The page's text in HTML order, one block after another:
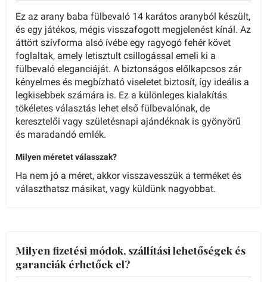
Ez az arany baba fülbevaló 14 karátos aranyból készült,
és egy játékos, mégis visszafogott megjelenést kínál. Az
áttört szívforma alsó ívébe egy ragyogó fehér követ
foglaltak, amely letisztult csillogással emeli ki a
fülbevaló eleganciáját. A biztonságos előlkapcsos zár
kényelmes és megbízható viseletet biztosít, így ideális a
legkisebbek számára is. Ez a különleges kialakítás
tökéletes választás lehet első fülbevalónak, de
keresztelői vagy születésnapi ajándéknak is gyönyörű
és maradandó emlék.
Milyen méretet válasszak?
Ha nem jó a méret, akkor visszavesszük a terméket és
választhatsz másikat, vagy küldünk nagyobbat.
Milyen fizetési módok, szállítási lehetőségek és
garanciák érhetőek el?